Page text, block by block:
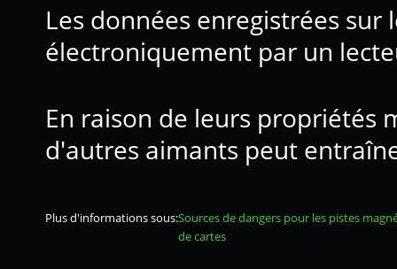
Les données enregistrées
électroniquement par un
En raison de leurs propriétés
d'autres aimants peut
Plus d'informations sous:Sources de dangers pour les pistes
de cartes